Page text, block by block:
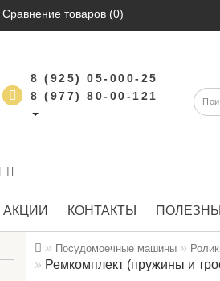
Сравнение товаров (0)
8 (925) 05-000-25
8 (977) 80-00-121
АКЦИИ КОНТАКТЫ
Посудомоечные машины
Ремкомплект (пружины и